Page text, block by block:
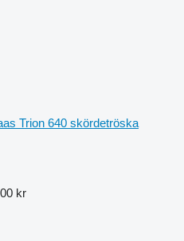
Trion 640 skördetröska
kr